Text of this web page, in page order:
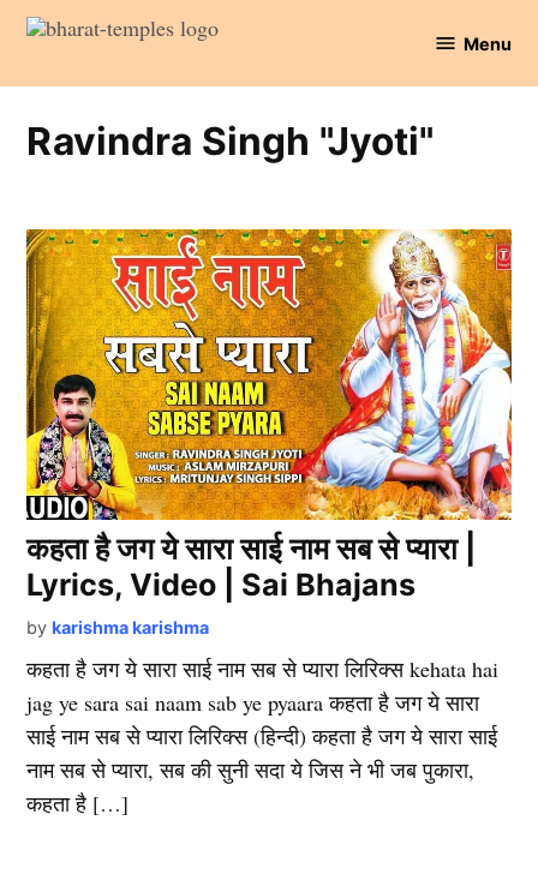
Skip
content
Temples
Menu
Ravindra Singh "Jyoti"
कहता है जग ये सारा साई नाम सब से प्यारा |
Lyrics, Video | Sai Bhajans
by karishma karishma
कहता है जग ये सारा साई नाम सब से प्यारा लिरिक्स kehata hai
jag ye sara sai naam sab ye pyaara कहता है जग ये सारा
साई नाम सब से प्यारा लिरिक्स (हिन्दी) कहता है जग ये सारा साई
नाम सब से प्यारा, सब की सुनी सदा ये जिस ने भी जब पुकारा,
कहता है […]